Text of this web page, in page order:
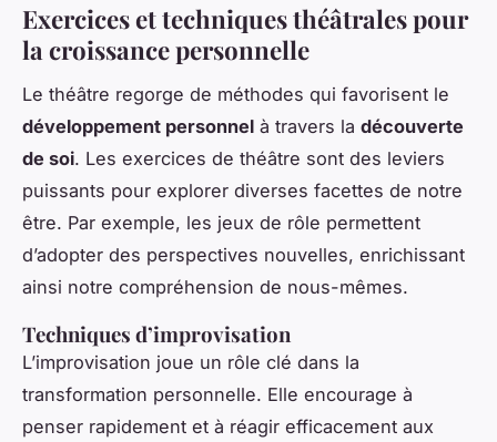
Exercices et techniques théâtrales pour
la croissance personnelle
Le théâtre regorge de méthodes qui favorisent le
développement personnel à travers la découverte
de soi. Les exercices de théâtre sont des leviers
puissants pour explorer diverses facettes de notre
être. Par exemple, les jeux de rôle permettent
d’adopter des perspectives nouvelles, enrichissant
ainsi notre compréhension de nous-mêmes.
Techniques d’improvisation
L’improvisation joue un rôle clé dans la
transformation personnelle. Elle encourage à
penser rapidement et à réagir efficacement aux